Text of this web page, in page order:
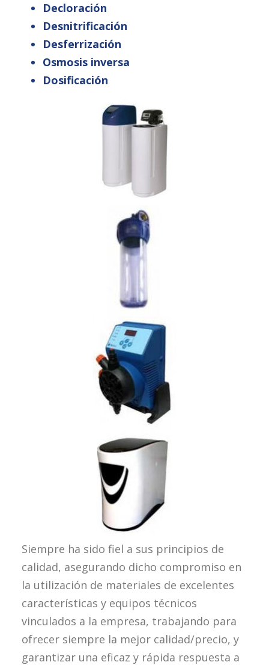
Decloración
Desnitrificación
Desferrización
Osmosis inversa
Dosificación
Siempre ha sido fiel a sus principios de
calidad, asegurando dicho compromiso en
la utilización de materiales de excelentes
características y equipos técnicos
vinculados a la empresa, trabajando para
ofrecer siempre la mejor calidad/precio, y
garantizar una eficaz y rápida respuesta a